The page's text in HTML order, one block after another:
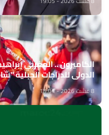
الكاميرون .. المغربي
الدولي للدراجات الجبلية
8 غشت 2026 - 18:04